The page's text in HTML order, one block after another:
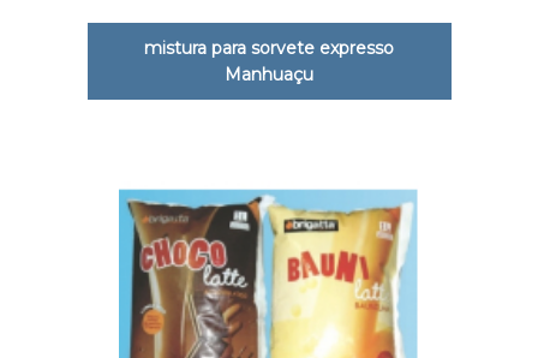
mistura para sorvete expresso
Manhuaçu